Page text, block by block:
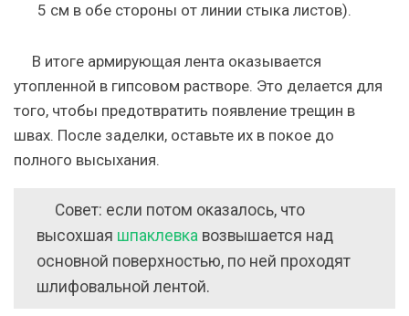
5 см в обе стороны от линии стыка листов).
В итоге армирующая лента оказывается
утопленной в гипсовом растворе. Это делается для
того, чтобы предотвратить появление трещин в
швах. После заделки, оставьте их в покое до
полного высыхания.
Совет: если потом оказалось, что
высохшая шпаклевка возвышается над
основной поверхностью, по ней проходят
шлифовальной лентой.